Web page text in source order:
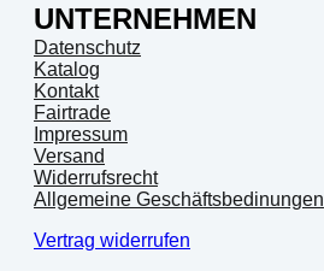
UNTERNEHMEN
Datenschutz
Katalog
Kontakt
Fairtrade
Impressum
Versand
Widerrufsrecht
Allgemeine Geschäftsbedinungen
Vertrag widerrufen